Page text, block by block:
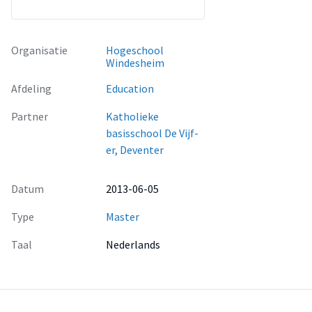
Organisatie
Hogeschool
Windesheim
Afdeling
Education
Partner
Katholieke
basisschool De Vijf-
er, Deventer
Datum
2013-06-05
Type
Master
Taal
Nederlands